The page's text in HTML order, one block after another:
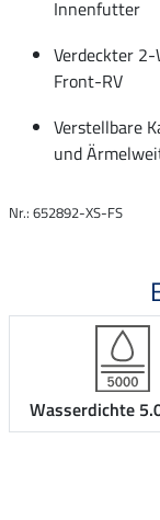
Innenfutter
Verdeckter 2-
Front-RV
Verstellbare
und
Nr.: 652892-XS-FS
Wasserdichte